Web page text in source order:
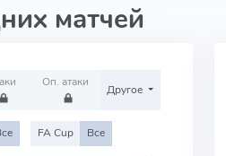
матчей
Оп. атаки
Другое
FA Cup Все